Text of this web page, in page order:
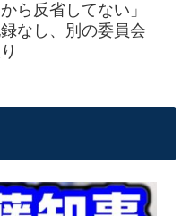
ら反省してない」
なし、別の委員会